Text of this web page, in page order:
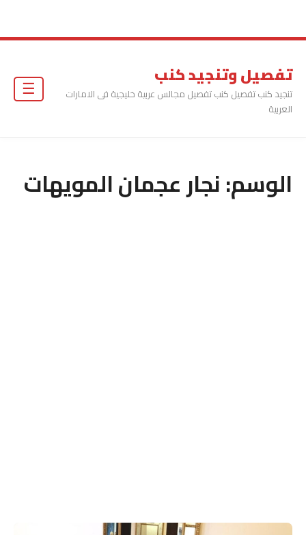
تفصيل وتنجيد كنب
تنجيد كنب تفصيل كنب تفصيل مجالس عربية خليجية فى الامارات
العربية
الوسم:نجار عجمان المويهات